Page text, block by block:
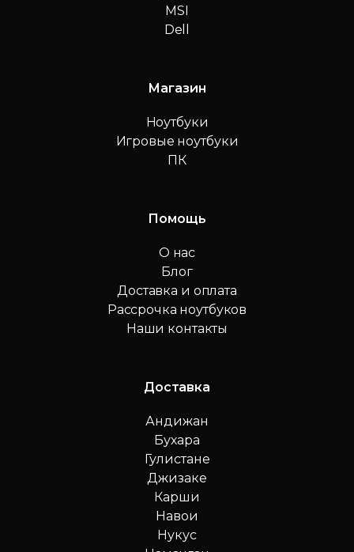
MSI
Dell
Магазин
Ноутбуки
Игровые ноутбуки
ПК
Помощь
О нас
Блог
Доставка и оплата
Рассрочка ноутбуков
Наши контакты
Доставка
Андижан
Бухара
Гулистане
Джизаке
Карши
Навои
Нукус